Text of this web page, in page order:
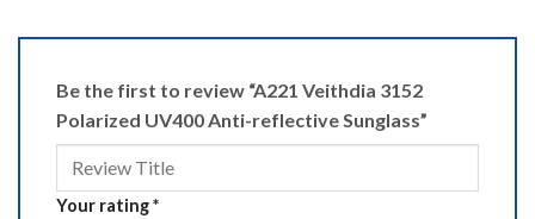
Be the first to review “A221 Veithdia 3152
Polarized UV400 Anti-reflective Sunglass”
Your rating*